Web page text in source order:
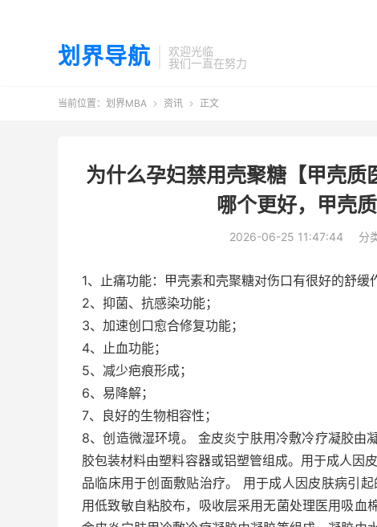
划界导航
欢迎光临
我们一直在努力
当前位置： 划界MBA  资讯  正文
为什么孕妇禁用壳聚糖【甲壳
哪个更好，甲壳
2026-06-25 11:47:44 分
1、止痛功能：甲壳素和壳聚糖对伤口有很好的舒缓
2、抑菌、抗感染功能；
3、加速创口愈合修复功能；
4、止血功能；
5、减少疤痕形成；
6、易降解；
7、良好的生物相容性；
8、创造微湿环境。 金皮炎宁肤用冷敷冷疗凝胶由
胶包装材料由塑料容器或铝塑管组成。用于成人因
品临床用于创面敷贴治疗。 用于成人因皮肤病引
用低致敏自粘胶布，吸收层采用无菌处理医用吸血